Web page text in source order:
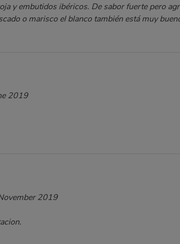
y embutidos ibéricos. De sabor fuerte pero
o marisco el blanco también está muy
2019
2019